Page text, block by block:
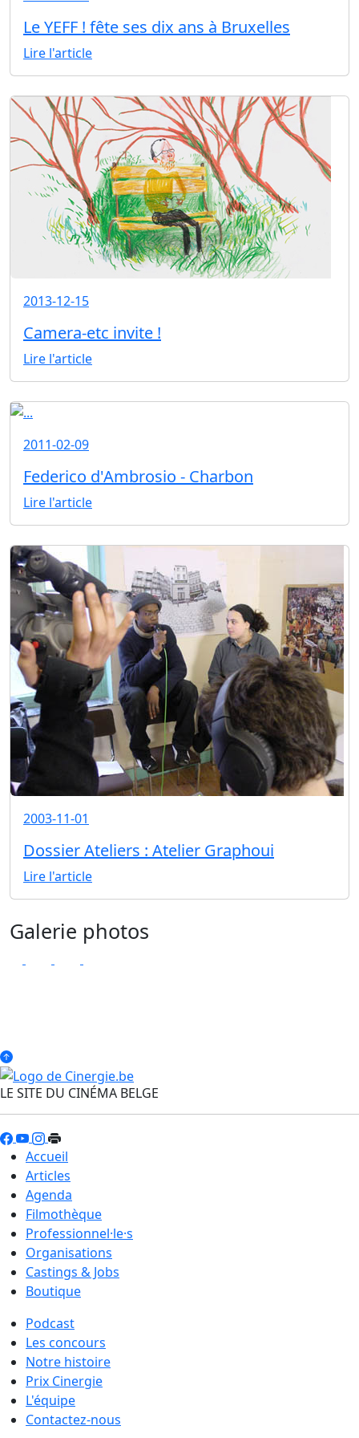
Le YEFF ! fête ses dix ans à Bruxelles
Lire l'article
2013-12-15
Camera-etc invite !
Lire l'article
2011-02-09
Federico d'Ambrosio - Charbon
Lire l'article
2003-11-01
Dossier Ateliers : Atelier Graphoui
Lire l'article
Galerie photos
LE SITE DU CINÉMA BELGE
Accueil
Articles
Agenda
Filmothèque
Professionnel·le·s
Organisations
Castings & Jobs
Boutique
Podcast
Les concours
Notre histoire
Prix Cinergie
L'équipe
Contactez-nous